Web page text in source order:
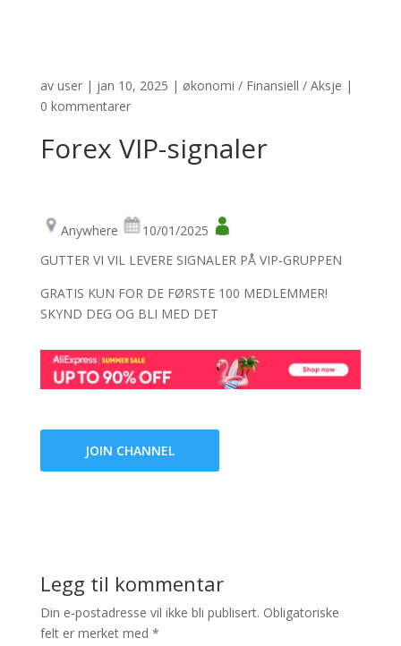
av user| jan 10, 2025 | økonomi / Finansiell / Aksje |
0 kommentarer
Forex VIP-signaler
Anywhere
10/01/2025
GUTTER VI VIL LEVERE SIGNALER PÅ VIP-GRUPPEN
GRATIS KUN FOR DE FØRSTE 100 MEDLEMMER!
SKYND DEG OG BLI MED DET
JOIN CHANNEL
Legg til kommentar
Din e-postadresse vil ikke bli publisert. Obligatoriske
felt er merket med *